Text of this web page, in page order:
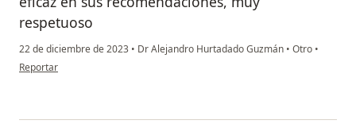
respetuoso
22 de diciembre de 2023 • Dr Alejandro Hurtadado Guzmán • Otro •
en opinión del usuario Danna Montes
Reportar